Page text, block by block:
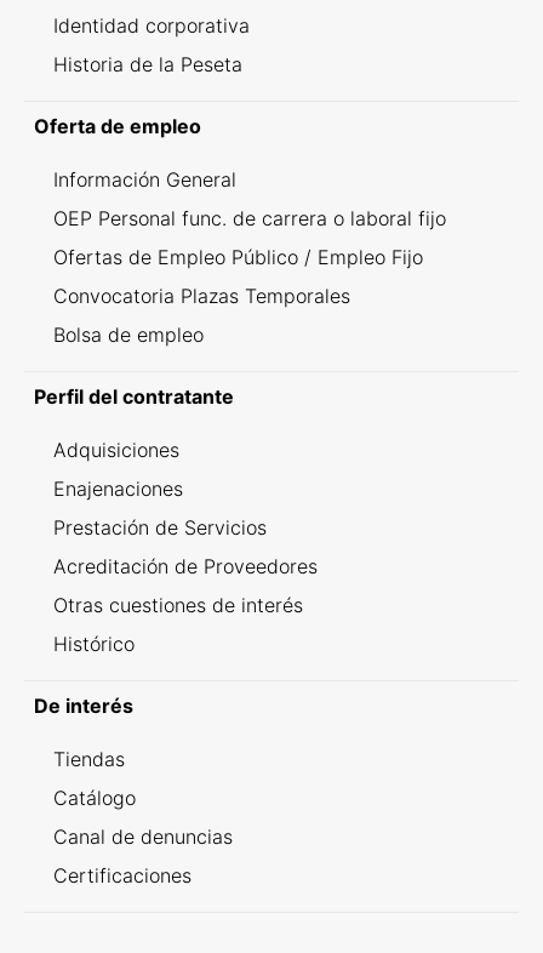
Identidad corporativa
Historia de la Peseta
Oferta de empleo
Información General
OEP Personal func. de carrera o laboral fijo
Ofertas de Empleo Público / Empleo Fijo
Convocatoria Plazas Temporales
Bolsa de empleo
Perfil del contratante
Adquisiciones
Enajenaciones
Prestación de Servicios
Acreditación de Proveedores
Otras cuestiones de interés
Histórico
De interés
Tiendas
Catálogo
Canal de denuncias
Certificaciones